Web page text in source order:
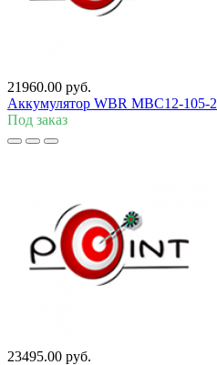
21960.00 руб.
Аккумулятор WBR MBC12-105-2
Под заказ
23495.00 руб.